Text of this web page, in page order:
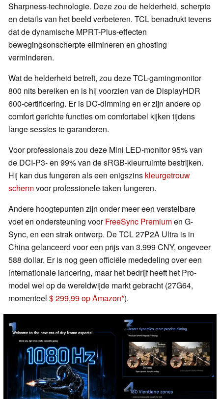
Sharpness-technologie. Deze zou de helderheid, scherpte
en details van het beeld verbeteren. TCL benadrukt tevens
dat de dynamische MPRT-Plus-effecten
bewegingsonscherpte elimineren en ghosting
verminderen.
Wat de helderheid betreft, zou deze TCL-gamingmonitor
800 nits bereiken en is hij voorzien van de DisplayHDR
600-certificering. Er is DC-dimming en er zijn andere op
comfort gerichte functies om comfortabel kijken tijdens
lange sessies te garanderen.
Voor professionals zou deze Mini LED-monitor 95% van
de DCI-P3- en 99% van de sRGB-kleurruimte bestrijken.
Hij kan dus fungeren als een enigszins kleurgetrouw
schermvoor professionele taken fungeren.
Andere hoogtepunten zijn onder meer een verstelbare
voet en ondersteuning voorFreeSync Premiumen G-
Sync, en een strak ontwerp. De TCL 27P2A Ultra is in
China gelanceerd voor een prijs van 3.999 CNY, ongeveer
588 dollar. Er is nog geen officiële mededeling over een
internationale lancering, maar het bedrijf heeft het Pro-
model wel op de wereldwijde markt gebracht (27G64,
momenteel $ 299,99 op Amazon ).